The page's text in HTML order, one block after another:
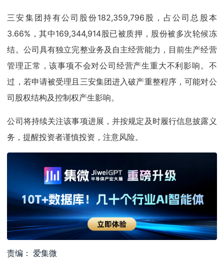
三安集团持有公司股份182,359,796股，占公司总股本
3.66%，其中169,344,914股已被质押，股份被多次轮候冻
结。公司具有独立完整业务及自主经营能力，目前生产经营
管理正常，该事项不会对公司经营产生重大不利影响。不
过，若申请被受理且三安集团进入破产重整程序，可能对公
司股权结构及控制权产生影响。
公司将持续关注该事项进展，并按规定及时履行信息披露义
务，提醒投资者谨慎投资，注意风险。
责编： 爱集微